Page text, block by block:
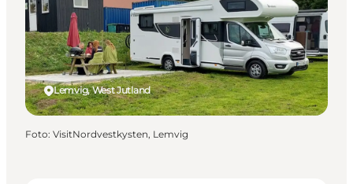
Lemvig, West Jutland
Foto: VisitNordvestkysten, Lemvig